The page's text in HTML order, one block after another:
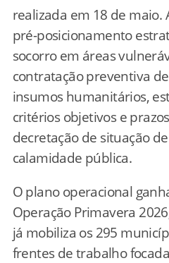
realizada em 18 de
pré-posicionamento
socorro em áreas
contratação preventiva
insumos humanitários,
critérios objetivos e
decretação de situação
calamidade pública.
O plano operacional
Operação Primavera
já mobiliza os 295
frentes de trabalho